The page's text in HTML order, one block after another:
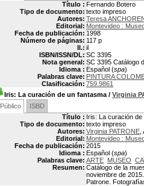
Título : Fernando Botero
Tipo de documento: texto impreso
Autores: Teresa
Editorial: Montevideo :
Fecha de publicación: 1998
Número de páginas: 117 p
Il.: il
ISBN/ISSN/DL: SC 3395
Nota general: SC 3395 Catálogo
Idioma : Español (spa)
Palabras clave: PINTURA
Clasificación: 759.9861
Iris: La curación de un fantasma / Virginia
Público
ISBD
Título : Iris: La curación
Tipo de documento: texto impreso
Autores: Virginia PATRONE
Editorial: Montevideo :
Fecha de publicación: 2015
Idioma : Español (spa)
Palabras clave: ARTE MUSEO
Resumen: Catálogo de la
noviembre de
Patrone.